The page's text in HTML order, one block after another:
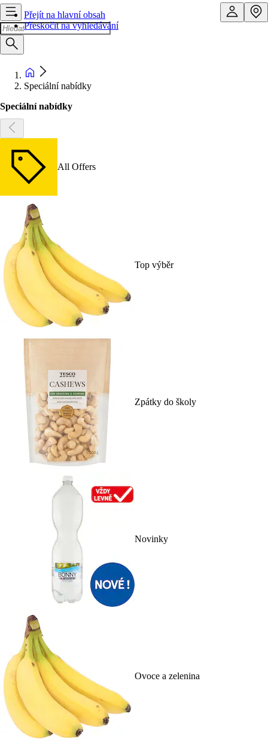
Přejít na hlavní obsah
Přeskočit na vyhledávání
Speciální nabídky
Speciální nabídky
All Offers
Top výběr
Zpátky do školy
Novinky
Ovoce a zelenina